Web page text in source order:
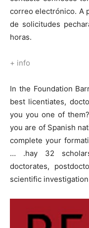
correo electrónico. A
de solicitudes
horas.
+ info
In the Foundation
best licentiates,
you you one of
you are of Spanish
complete your
… .hay 32
doctorates,
scientific